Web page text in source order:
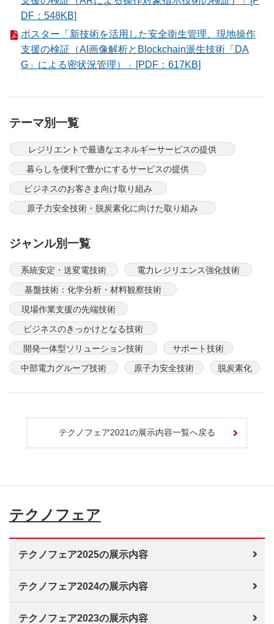
DF：548KB]
ポスター「新技術を活用した安全衛生管理、現地操作
支援の検証（AI画像解析とBlockchain派生技術「DA
G」による密状況管理）」[PDF：617KB]
テーマ別一覧
レジリエントで最適なエネルギーサービスの提供
暮らしを便利で豊かにするサービスの提供
ビジネスのお客さま向け取り組み
原子力安全技術・脱炭素化に向けた取り組み
ジャンル別一覧
系統安定・送変電技術
電力レジリエンス強化技術
基盤技術：化学分析・材料観察技術
現場作業支援の先端技術
ビジネスのきっかけとなる技術
開発一体型ソリューション技術
サポート技術
中部電力グループ技術
原子力安全技術 脱炭素化
テクノフェア2021の展示内容一覧へ戻る
テクノフェア
テクノフェア2025の展示内容
テクノフェア2024の展示内容
テクノフェア2023の展示内容